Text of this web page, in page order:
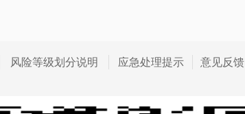
风险等级划分说明 应急处理提示 意见反馈